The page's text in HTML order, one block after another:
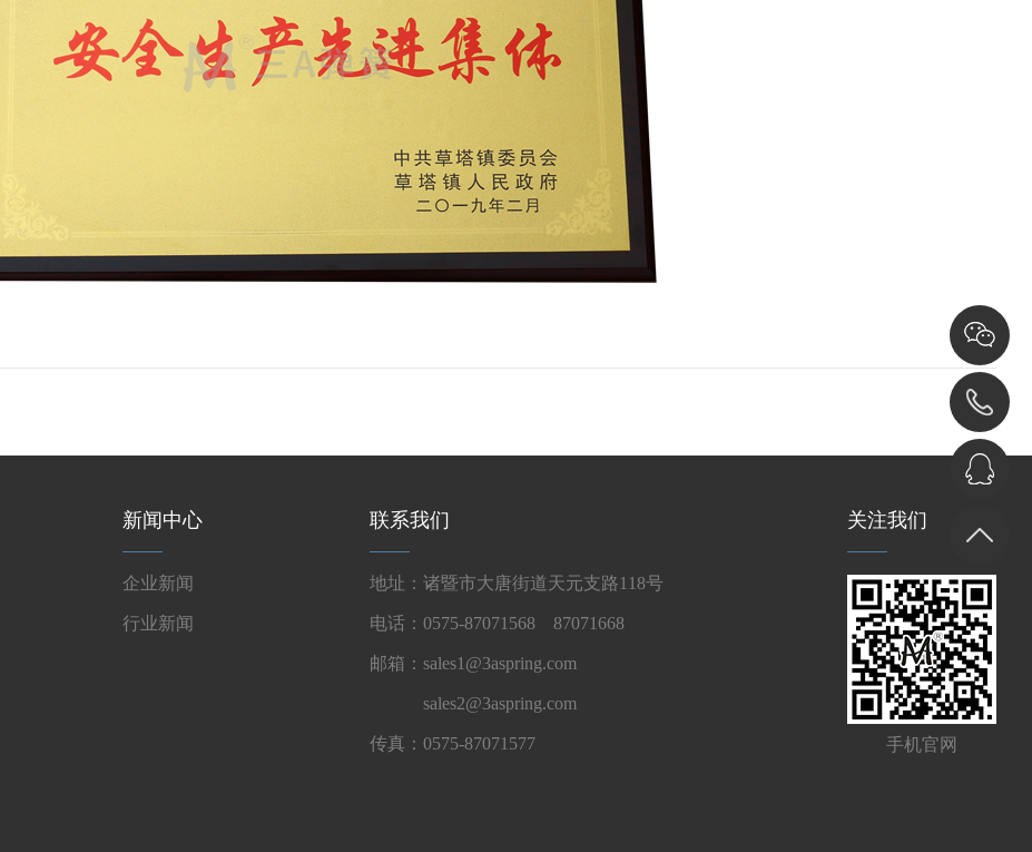
新闻中心
企业新闻
行业新闻
联系我们
地址：诸暨市大唐街道天元支路118号
电话：0575-87071568 87071668
邮箱：sales1@3aspring.com
sales2@3aspring.com
传真：0575-87071577
关注我们
手机官网